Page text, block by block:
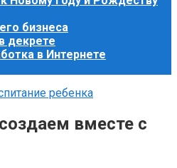
бизнеса
декрете
в Интернете
ребенка
вместе с